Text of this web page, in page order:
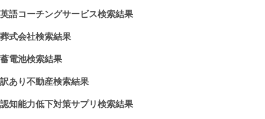
英語コーチングサービス検索結果
葬式会社検索結果
蓄電池検索結果
訳あり不動産検索結果
認知能力低下対策サプリ検索結果